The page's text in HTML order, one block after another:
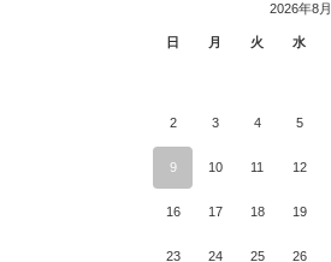
2026年8月
日 月 火 水
2 3 4 5
9 10 11 12
16 17 18 19
23 24 25 26